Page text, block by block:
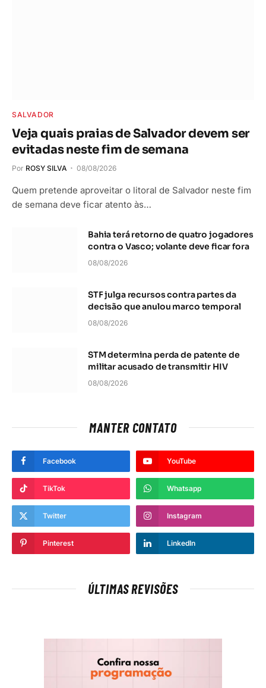
SALVADOR
Veja quais praias de Salvador devem ser
evitadas neste fim de semana
Por ROSY SILVA 08/08/2026
Quem pretende aproveitar o litoral de Salvador neste fim
de semana deve ficar atento às…
Bahia terá retorno de quatro jogadores
contra o Vasco; volante deve ficar fora
08/08/2026
STF julga recursos contra partes da
decisão que anulou marco temporal
08/08/2026
STM determina perda de patente de
militar acusado de transmitir HIV
08/08/2026
MANTER CONTATO
Facebook YouTube
TikTok Whatsapp
Twitter Instagram
Pinterest LinkedIn
ÚLTIMAS REVISÕES